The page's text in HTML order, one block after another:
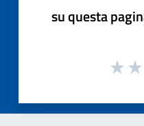
su questa